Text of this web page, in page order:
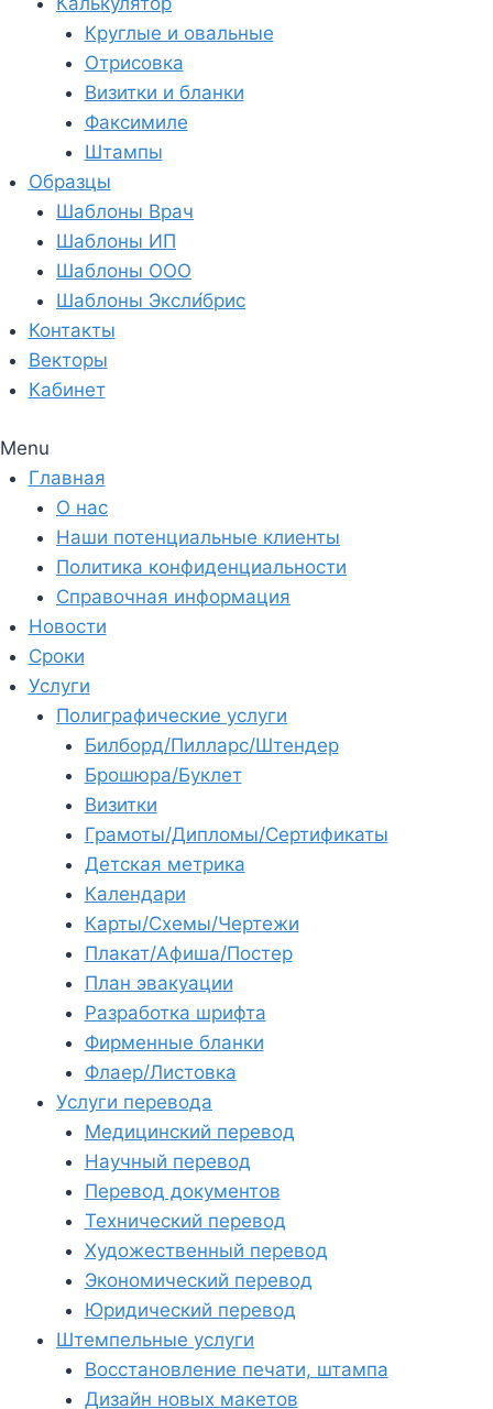
Круглые и овальные
Отрисовка
Визитки и бланки
Факсимиле
Штампы
Образцы
Шаблоны Врач
Шаблоны ИП
Шаблоны ООО
Шаблоны Эксли́брис
Контакты
Векторы
Кабинет
Menu
Главная
О нас
Наши потенциальные клиенты
Политика конфиденциальности
Справочная информация
Новости
Сроки
Услуги
Полиграфические услуги
Билборд/Пилларс/Штендер
Брошюра/Буклет
Визитки
Грамоты/Дипломы/Сертификаты
Детская метрика
Календари
Карты/Схемы/Чертежи
Плакат/Афиша/Постер
План эвакуации
Разработка шрифта
Фирменные бланки
Флаер/Листовка
Услуги перевода
Медицинский перевод
Научный перевод
Перевод документов
Технический перевод
Художественный перевод
Экономический перевод
Юридический перевод
Штемпельные услуги
Восстановление печати, штампа
Дизайн новых макетов